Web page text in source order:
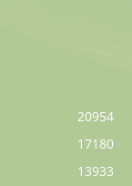
20954
17180
13933